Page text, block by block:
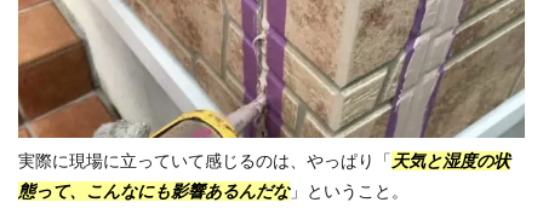
実際に現場に立っていて感じるのは、やっぱり「 天気と湿度の状
態って、こんなにも影響あるんだな」ということ。